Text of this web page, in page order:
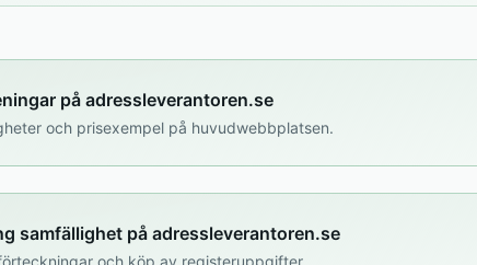
på adressleverantoren.se
och prisexempel på huvudwebbplatsen.
samfällighet på adressleverantoren.se
och köp av registeruppgifter.